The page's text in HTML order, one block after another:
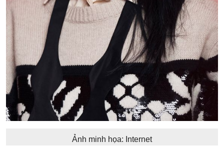
Ảnh minh họa: Internet